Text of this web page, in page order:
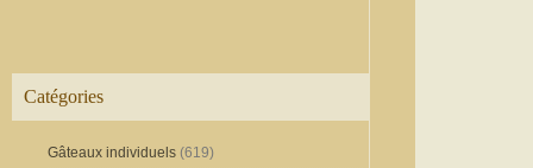
Catégories
Gâteaux individuels (619)